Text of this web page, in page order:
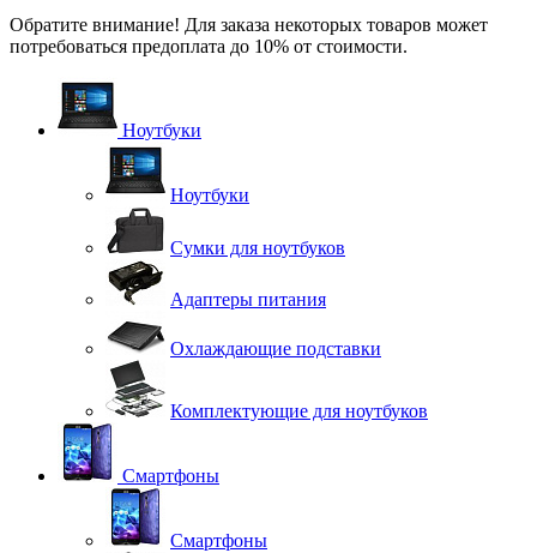
Обратите внимание! Для заказа некоторых товаров может
потребоваться предоплата до 10% от стоимости.
Ноутбуки
Ноутбуки
Сумки для ноутбуков
Адаптеры питания
Охлаждающие подставки
Комплектующие для ноутбуков
Смартфоны
Смартфоны